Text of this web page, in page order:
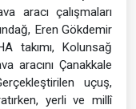
aracı çalışmaları
Eren Gökdemir
takımı, Kolunsağ
aracını Çanakkale
uçuş,
yerli ve millî